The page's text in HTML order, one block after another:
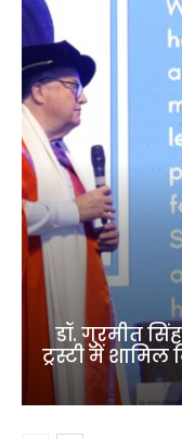
डॉ. गुरमीत
ट्रस्टी में